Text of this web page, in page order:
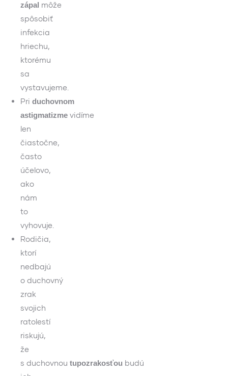
zápal môže
spôsobiť
infekcia
hriechu,
ktorému
sa
vystavujeme.
Pri duchovnom
astigmatizme vidíme
len
čiastočne,
často
účelovo,
ako
nám
to
vyhovuje.
Rodičia,
ktorí
nedbajú
o duchovný
zrak
svojich
ratolestí
riskujú,
že
s duchovnou tupozrakosťou budú